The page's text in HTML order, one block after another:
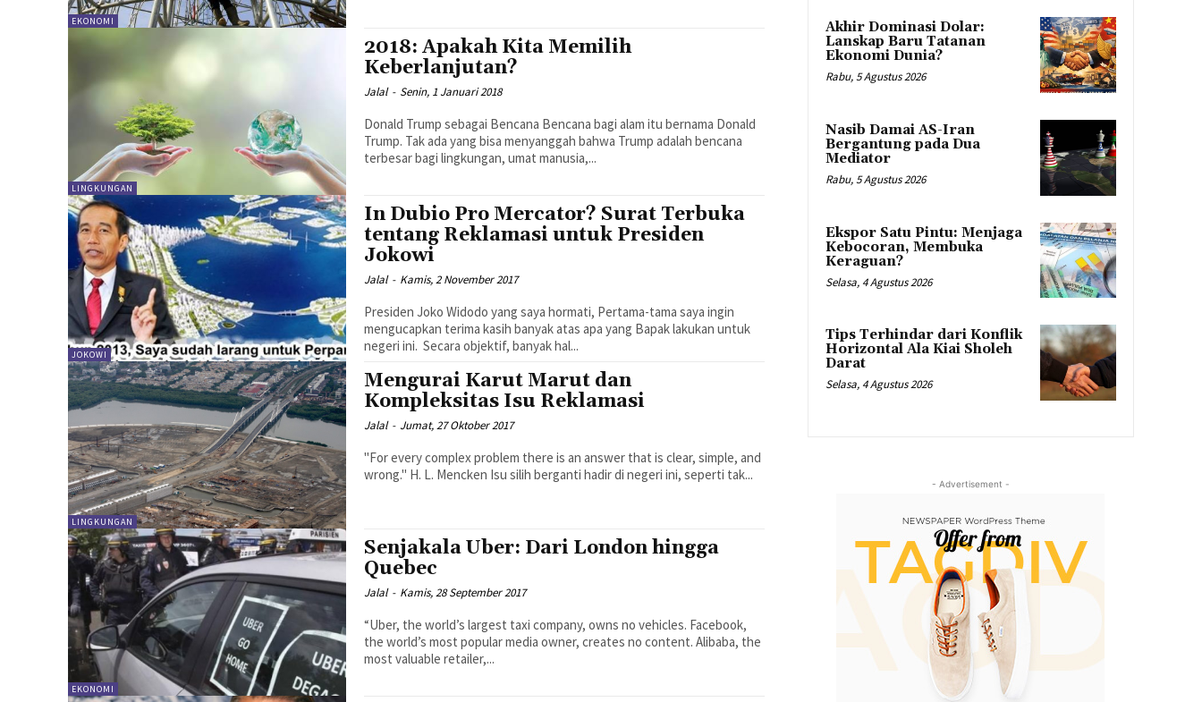
EKONOMI
LINGKUNGAN
2018: Apakah Kita Memilih
Keberlanjutan?
Jalal - Senin, 1 Januari 2018
Donald Trump sebagai Bencana Bencana bagi alam itu bernama Donald
Trump. Tak ada yang bisa menyanggah bahwa Trump adalah bencana
terbesar bagi lingkungan, umat manusia,...
JOKOWI
In Dubio Pro Mercator? Surat Terbuka
tentang Reklamasi untuk Presiden
Jokowi
Jalal - Kamis, 2 November 2017
Presiden Joko Widodo yang saya hormati, Pertama-tama saya ingin
mengucapkan terima kasih banyak atas apa yang Bapak lakukan untuk
negeri ini. Secara objektif, banyak hal...
LINGKUNGAN
Mengurai Karut Marut dan
Kompleksitas Isu Reklamasi
Jalal - Jumat, 27 Oktober 2017
"For every complex problem there is an answer that is clear, simple, and
wrong." H. L. Mencken Isu silih berganti hadir di negeri ini, seperti tak...
EKONOMI
Senjakala Uber: Dari London hingga
Quebec
Jalal - Kamis, 28 September 2017
“Uber, the world’s largest taxi company, owns no vehicles. Facebook,
the world’s most popular media owner, creates no content. Alibaba, the
most valuable retailer,...
Akhir Dominasi Dolar:
Lanskap Baru Tatanan
Ekonomi Dunia?
Rabu, 5 Agustus 2026
Nasib Damai AS-Iran
Bergantung pada Dua
Mediator
Rabu, 5 Agustus 2026
Ekspor Satu Pintu: Menjaga
Kebocoran, Membuka
Keraguan?
Selasa, 4 Agustus 2026
Tips Terhindar dari Konflik
Horizontal Ala Kiai Sholeh
Darat
Selasa, 4 Agustus 2026
- Advertisement -